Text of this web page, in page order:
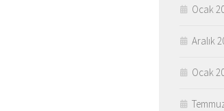
Ocak
Aralık
Ocak